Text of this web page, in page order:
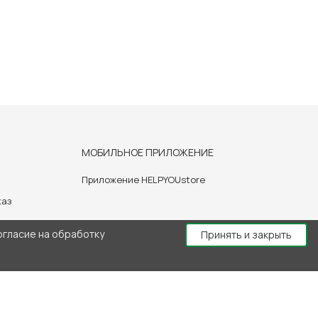
на обработку
Принять и закрыть
МОБИЛЬНОЕ ПРИЛОЖЕНИЕ
Приложение HELPYOUstore